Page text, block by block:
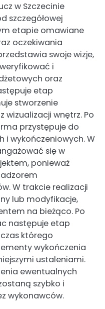
w Szczecinie
szczegółowej
etapie omawiane
oczekiwania
swoje wizje,
i
oraz
etap
stworzenie
wizualizacji wnętrz. Po
przystępuje do
i wykończeniowych. W
się w
ponieważ
W trakcie realizacji
lub modyfikacje,
na bieżąco. Po
następuje etap
którego
wykończenia
ustaleniami.
ewentualnych
szybko i
wykonawców.